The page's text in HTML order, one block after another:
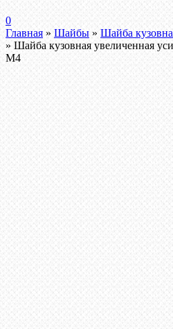
0
Главная » Шайбы » Шайба
» Шайба кузовная увеличенная
М4